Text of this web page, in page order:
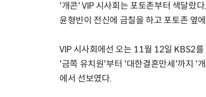
'개콘' VIP 시사회는 포토존부터 색달랐
윤형빈이 전신에 금칠을 하고 포토존 옆
VIP 시사회에선 오는 11월 12일 KBS2
'금쪽 유치원'부터 '대한결혼만세'까지 '
에서 선보였다.